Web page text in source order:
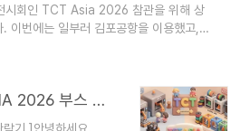
시회인 TCT Asia 2026 참관을 위해 상
이번에는 일부러 김포공항을 이용했고,
도보 10분 거리로 잡았습니다. 3일의 짧
이 출장을 앞두신 분들, 특히 김포공항·홍
분들에게 도움이 되길 바랍니다.[ 글 목
[3월 중국] TCT ASIA 2026 부스 관람기 – 메탈 & 폴리머 3D프린팅·적층제조 기술